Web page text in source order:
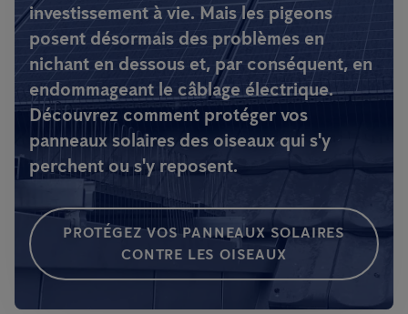
investissement à vie. Mais les pigeons
posent désormais des problèmes en
nichant en dessous et, par conséquent, en
endommageant le câblage électrique.
Découvrez comment protéger vos
panneaux solaires des oiseaux qui s'y
perchent ou s'y reposent.
PROTÉGEZ VOS PANNEAUX SOLAIRES
CONTRE LES OISEAUX